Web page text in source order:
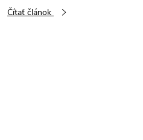
Čítať článok